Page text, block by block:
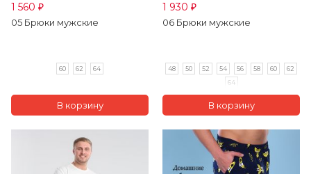
1 560 ₽
05 Брюки мужские
60 62 64
1 930 ₽
06 Брюки мужские
48 50 52 54 56 58 60
62
64